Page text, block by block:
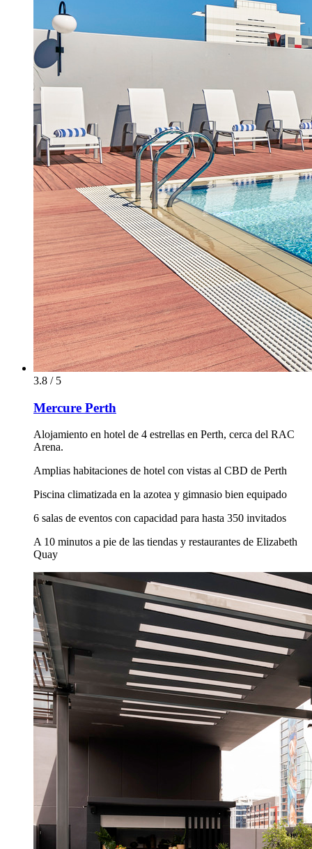
3.8 / 5
Mercure Perth
Alojamiento en hotel de 4 estrellas en Perth, cerca del RAC
Arena.
Amplias habitaciones de hotel con vistas al CBD de Perth
Piscina climatizada en la azotea y gimnasio bien equipado
6 salas de eventos con capacidad para hasta 350 invitados
A 10 minutos a pie de las tiendas y restaurantes de Elizabeth
Quay